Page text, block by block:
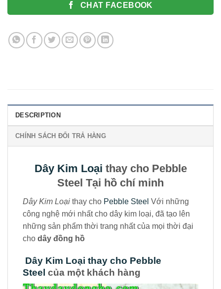
CHAT FACEBOOK
DESCRIPTION
CHÍNH SÁCH ĐỔI TRẢ HÀNG
Dây Kim Loại thay cho Pebble
Steel Tại hồ chí minh
Dây Kim Loại thay cho Pebble Steel Với những
công nghệ mới nhất cho dây kim loại, đã tạo lên
những sản phẩm thời trang nhất của mọi thời đại
cho dây đồng hồ
Dây Kim Loại thay cho Pebble
Steel của một khách hàng